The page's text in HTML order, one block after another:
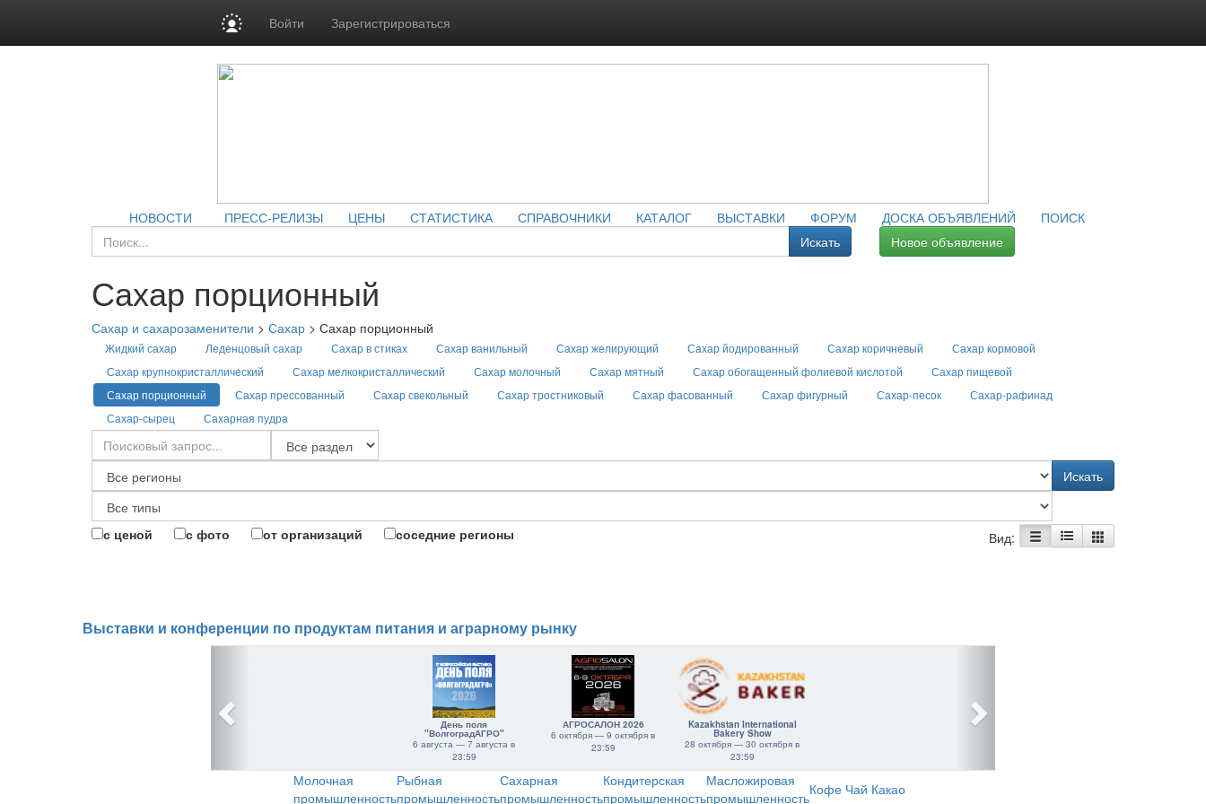
Войти Зарегистрироваться
НОВОСТИ ПРЕСС-РЕЛИЗЫ ЦЕНЫ СТАТИСТИКА СПРАВОЧНИКИ КАТАЛОГ ВЫСТАВКИ ФОРУМ ДОСКА ОБЪЯВЛЕНИЙ
ПОИСК
Искать
Новое объявление
Сахар порционный
Сахар и сахарозаменители > Сахар > Сахар порционный
Жидкий сахар Леденцовый сахар Сахар в стиках Сахар ванильный Сахар желирующий Сахар йодированный Сахар коричневый
Сахар кормовой
Сахар крупнокристаллический
Сахар мелкокристаллический Сахар молочный Сахар мятный Сахар обогащенный фолиевой кислотой
Сахар пищевой
Сахар порционный
Сахар прессованный Сахар свекольный Сахар тростниковый Сахар фасованный Сахар фигурный Сахар-песок
Сахар-рафинад
Сахар-сырец
Сахарная пудра
Искать
с ценой с фото от организаций соседние регионы Вид:
Выставки и конференции по продуктам питания и аграрному рынку
День поля
"ВолгоградАГРО"
6 августа — 7 августа в
23:59
АГРОСАЛОН 2026
6 октября — 9 октября в
23:59
Kazakhstan International
Bakery Show
28 октября — 30 октября в
23:59
Молочная
промышленность
Рыбная
промышленность
Сахарная
промышленность
Кондитерская
промышленность
Масложировая
промышленностьКофе Чай Какао